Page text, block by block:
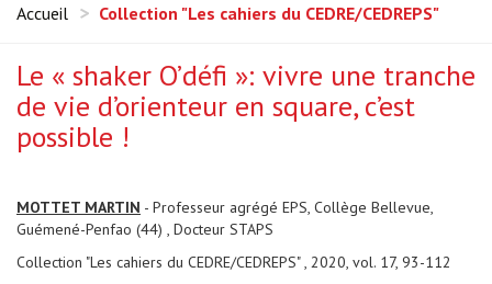
Accueil Collection "Les cahiers du CEDRE/CEDREPS"
Le « shaker O’défi »: vivre une tranche
de vie d’orienteur en square, c’est
possible !
MOTTET MARTIN - Professeur agrégé EPS, Collège Bellevue,
Guémené-Penfao (44) , Docteur STAPS
Collection "Les cahiers du CEDRE/CEDREPS" , 2020, vol. 17, 93-112